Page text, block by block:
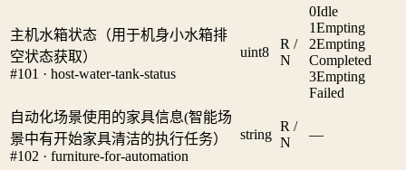
主机水箱状态（用于机身小水箱排
空状态获取）
#101 · host-water-tank-status
uint8
R /
N
0Idle
1Empting
2Empting
Completed
3Empting
Failed
自动化场景使用的家具信息(智能场
景中有开始家具清洁的执行任务）
#102 · furniture-for-automation
string
R /
N
—